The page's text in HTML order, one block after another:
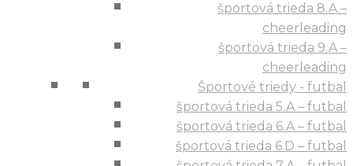
športová trieda 8.A –
cheerleading
športová trieda 9.A –
cheerleading
Športové triedy - futbal
športová trieda 5.A – futbal
športová trieda 6.A – futbal
športová trieda 6.D – futbal